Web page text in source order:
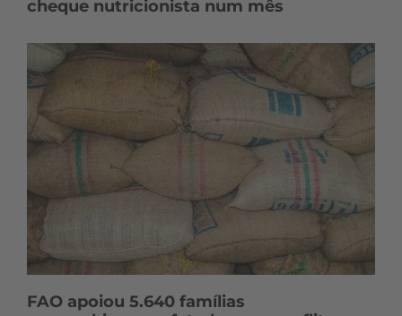
cheque nutricionista num mês
FAO apoiou 5.640 famílias